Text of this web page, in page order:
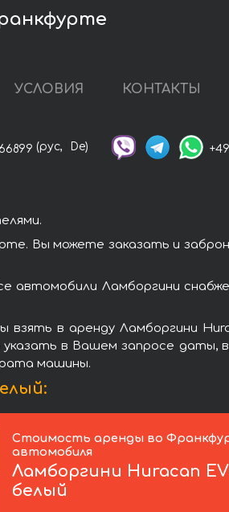
УСЛОВИЯ КОНТАКТЫ
(рус, De)
Вы можете заказать и
автомобили Ламборгини
в аренду Ламборгини
в Вашем запросе даты,
машины.
Стоимость аренды во
автомобиля
Ламборгини Huracan
белый